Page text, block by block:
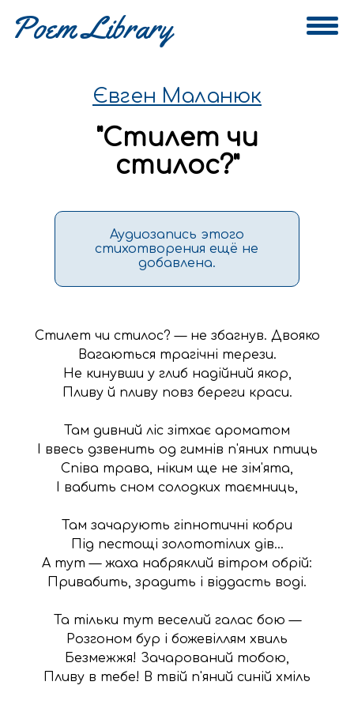
Євген Маланюк
"Стилет чи
стилос?"
Аудиозапись этого
стихотворения ещё не
добавлена.
Стилет чи стилос? — не збагнув. Двояко
Вагаються трагічні терези.
Не кинувши у глиб надійний якор,
Пливу й пливу повз береги краси.
Там дивний ліс зітхає ароматом
І ввесь дзвенить од гимнів п'яних птиць
Співа трава, ніким ще не зім'ята,
І вабить сном солодких таємниць,
Там зачарують гіпнотичні кобри
Під пестощі золототілих дів...
А тут — жаха набряклий вітром обрій:
Привабить, зрадить і віддасть воді.
Та тільки тут веселий галас бою —
Розгоном бур і божевіллям хвиль
Безмежжя! Зачарований тобою,
Пливу в тебе! В твій п'яний синій хміль